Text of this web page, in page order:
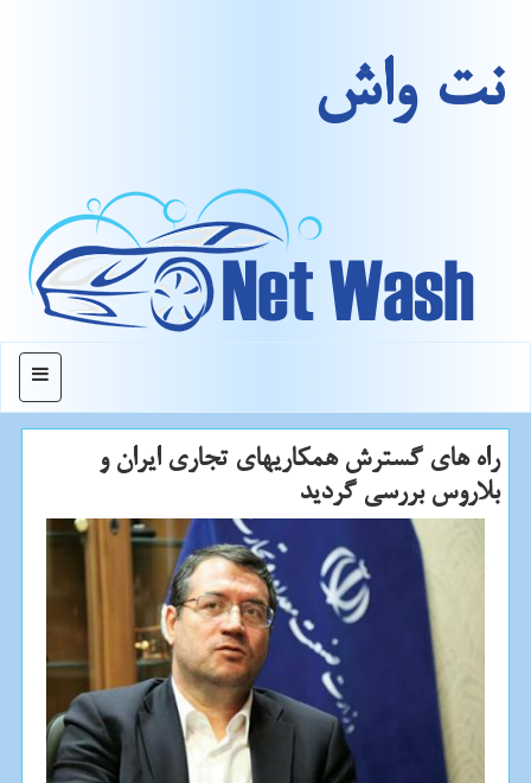
نت واش
منو
راه های گسترش همكاریهای تجاری ایران و
بلاروس بررسی گردید